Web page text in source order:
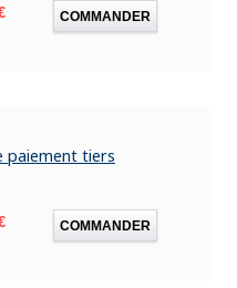
COMMANDER
paiement tiers
COMMANDER